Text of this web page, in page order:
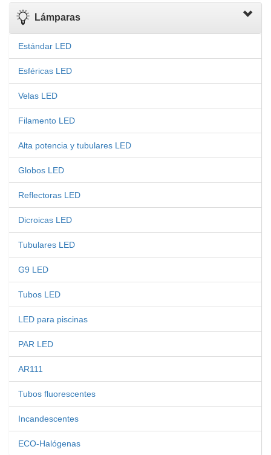
Lámparas
Estándar LED
Esféricas LED
Velas LED
Filamento LED
Alta potencia y tubulares LED
Globos LED
Reflectoras LED
Dicroicas LED
Tubulares LED
G9 LED
Tubos LED
LED para piscinas
PAR LED
AR111
Tubos fluorescentes
Incandescentes
ECO-Halógenas